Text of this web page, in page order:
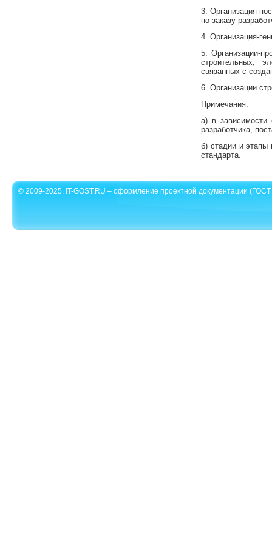
3. Организация-
по заказу
4. Организация-
5. Организации-
строительных,
связанных с
6. Организации
Примечания:
а) в зависимости
разработчика,
б) стадии и
стандарта.
© 2009-2025. IT-GOST.RU – оформление проектной документации